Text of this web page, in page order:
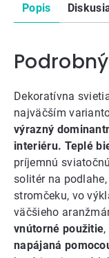
Popis
Dekoratívna
najväčším
výrazný
interiéru. Teplé
príjemnú
solitér na
stromčeku, vo
väčšieho
vnútorné použitie
napájaná